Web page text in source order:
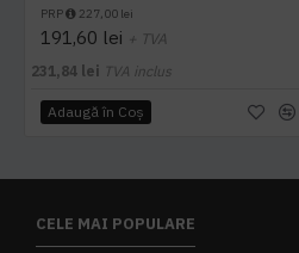
PRP 227,00 lei
191,60 lei + TVA
231,84 lei TVA inclus
Adaugă în Coş
CELE MAI POPULARE